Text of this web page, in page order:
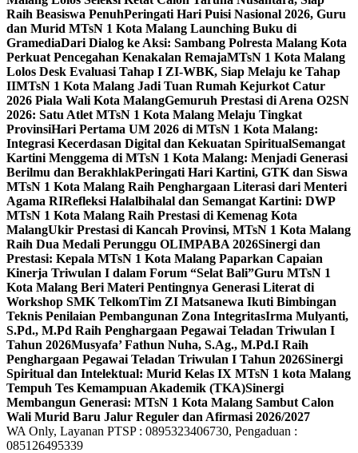
Raih Beasiswa PenuhPeringati Hari Puisi Nasional 2026, Guru
dan Murid MTsN 1 Kota Malang Launching Buku di
GramediaDari Dialog ke Aksi: Sambang Polresta Malang Kota
Perkuat Pencegahan Kenakalan RemajaMTsN 1 Kota Malang
Lolos Desk Evaluasi Tahap I ZI-WBK, Siap Melaju ke Tahap
IIMTsN 1 Kota Malang Jadi Tuan Rumah Kejurkot Catur
2026 Piala Wali Kota MalangGemuruh Prestasi di Arena O2SN
2026: Satu Atlet MTsN 1 Kota Malang Melaju Tingkat
ProvinsiHari Pertama UM 2026 di MTsN 1 Kota Malang:
Integrasi Kecerdasan Digital dan Kekuatan SpiritualSemangat
Kartini Menggema di MTsN 1 Kota Malang: Menjadi Generasi
Berilmu dan BerakhlakPeringati Hari Kartini, GTK dan Siswa
MTsN 1 Kota Malang Raih Penghargaan Literasi dari Menteri
Agama RIRefleksi Halalbihalal dan Semangat Kartini: DWP
MTsN 1 Kota Malang Raih Prestasi di Kemenag Kota
MalangUkir Prestasi di Kancah Provinsi, MTsN 1 Kota Malang
Raih Dua Medali Perunggu OLIMPABA 2026Sinergi dan
Prestasi: Kepala MTsN 1 Kota Malang Paparkan Capaian
Kinerja Triwulan I dalam Forum “Selat Bali”Guru MTsN 1
Kota Malang Beri Materi Pentingnya Generasi Literat di
Workshop SMK TelkomTim ZI Matsanewa Ikuti Bimbingan
Teknis Penilaian Pembangunan Zona IntegritasIrma Mulyanti,
S.Pd., M.Pd Raih Penghargaan Pegawai Teladan Triwulan I
Tahun 2026Musyafa’ Fathun Nuha, S.Ag., M.Pd.I Raih
Penghargaan Pegawai Teladan Triwulan I Tahun 2026Sinergi
Spiritual dan Intelektual: Murid Kelas IX MTsN 1 kota Malang
Tempuh Tes Kemampuan Akademik (TKA)Sinergi
Membangun Generasi: MTsN 1 Kota Malang Sambut Calon
Wali Murid Baru Jalur Reguler dan Afirmasi 2026/2027
WA Only, Layanan PTSP : 0895323406730, Pengaduan :
085126495339